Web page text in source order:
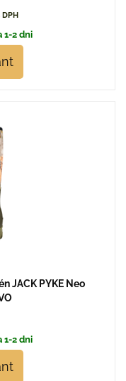
DPH
1-2 dni
JACK PYKE Neo
1-2 dni